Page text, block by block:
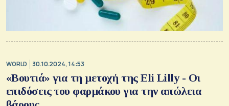
WORLD 30.10.2024, 14:53
«Βουτιά» για τη μετοχή της Eli Lilly - Οι
επιδόσεις του φαρμάκου για την απώλεια